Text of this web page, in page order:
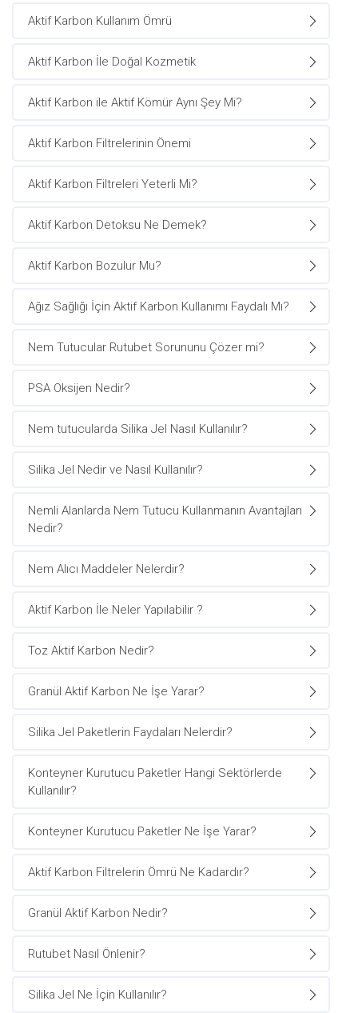
Aktif Karbon Kullanım Ömrü
Aktif Karbon İle Doğal Kozmetik
Aktif Karbon ile Aktif Kömür Aynı Şey Mi?
Aktif Karbon Filtrelerinin Önemi
Aktif Karbon Filtreleri Yeterli Mi?
Aktif Karbon Detoksu Ne Demek?
Aktif Karbon Bozulur Mu?
Ağız Sağlığı İçin Aktif Karbon Kullanımı Faydalı Mı?
Nem Tutucular Rutubet Sorununu Çözer mi?
PSA Oksijen Nedir?
Nem tutucularda Silika Jel Nasıl Kullanılır?
Silika Jel Nedir ve Nasıl Kullanılır?
Nemli Alanlarda Nem Tutucu Kullanmanın Avantajları
Nedir?
Nem Alıcı Maddeler Nelerdir?
Aktif Karbon İle Neler Yapılabilir ?
Toz Aktif Karbon Nedir?
Granül Aktif Karbon Ne İşe Yarar?
Silika Jel Paketlerin Faydaları Nelerdir?
Konteyner Kurutucu Paketler Hangi Sektörlerde
Kullanılır?
Konteyner Kurutucu Paketler Ne İşe Yarar?
Aktif Karbon Filtrelerin Ömrü Ne Kadardır?
Granül Aktif Karbon Nedir?
Rutubet Nasıl Önlenir?
Silika Jel Ne İçin Kullanılır?